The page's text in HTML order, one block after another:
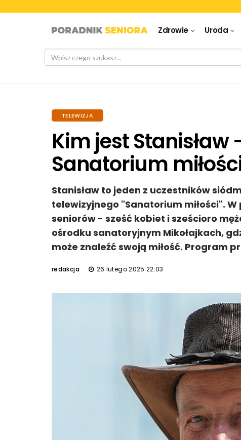
Zdrowie Uroda
TELEWIZJA
Kim jest
Sanatorium
Stanisław to jeden z uczestników
telewizyjnego "Sanatorium miłości".
seniorów - sześć kobiet i sześcioro
ośrodku sanatoryjnym Mikołajkach,
może znaleźć swoją miłość. Program
redakcja 26 lutego 2025 22:03